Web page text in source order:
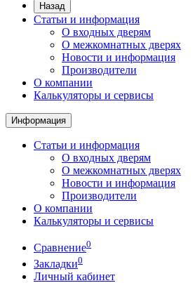
Назад
Статьи и информация
О входных дверям
О межкомнатных дверях
Новости и информация
Производители
О компании
Калькуляторы и сервисы
Информация
Статьи и информация
О входных дверям
О межкомнатных дверях
Новости и информация
Производители
О компании
Калькуляторы и сервисы
Сравнение0
Закладки0
Личный кабинет